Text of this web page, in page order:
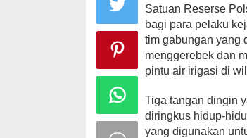
Satuan Reserse
bagi para pelaku
tim gabungan yang
menggerebek dan
pintu air irigasi di
Tiga tangan dingin
diringkus hidup-
yang digunakan